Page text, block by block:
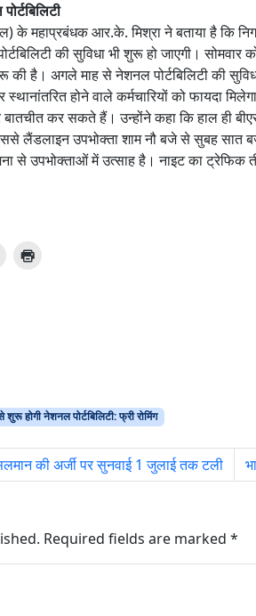
के महाप्रबंधक आर.के. मिश्रा ने बताया है कि
की सुविधा भी शुरू हो जाएगी। सोमवार
है। अगले माह से नेशनल पोर्टबिलिटी की
होने वाले कर्मचारियों को फायदा
कर सकते हैं। उन्होंने कहा कि हाल ही
लैंडलाइन उपभोक्ता शाम नौ बजे से सुबह सात
से उपभोक्ताओं में उत्साह है। नाइट का ट्रेफिक
होगी नेशनल पोर्टबिलिटी: फ्री रोमिंग
की अर्जी पर सुनवाई 1 जुलाई तक टली
Required fields are marked *